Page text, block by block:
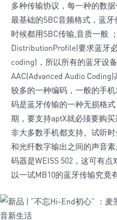
多种传输协议，每一种的数
最基础的SBC音频格式，蓝
时候都用SBC传输,音质一般
DistributionProfile)要求蓝牙
coding)，所以所有的蓝牙设
AAC(Advanced Audio
较多的一种编码，一般的手
码是蓝牙传输的一种无损格
期，要支持aptX就必须要购
非大多数手机都支持。试听
和光纤数字输出之间的声音
码器是WEISS 502，这可有
以一试MB10的蓝牙传输究竟